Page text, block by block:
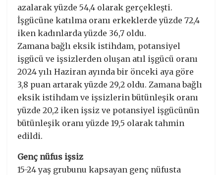
azalarak yüzde 54,4 olarak gerçekleşti.
İşgücüne katılma oranı erkeklerde yüzde 72,4
iken kadınlarda yüzde 36,7 oldu.
Zamana bağlı eksik istihdam, potansiyel
işgücü ve işsizlerden oluşan atıl işgücü oranı
2024 yılı Haziran ayında bir önceki aya göre
3,8 puan artarak yüzde 29,2 oldu. Zamana bağlı
eksik istihdam ve işsizlerin bütünleşik oranı
yüzde 20,2 iken işsiz ve potansiyel işgücünün
bütünleşik oranı yüzde 19,5 olarak tahmin
edildi.
Genç nüfus işsiz
15-24 yaş grubunu kapsayan genç nüfusta